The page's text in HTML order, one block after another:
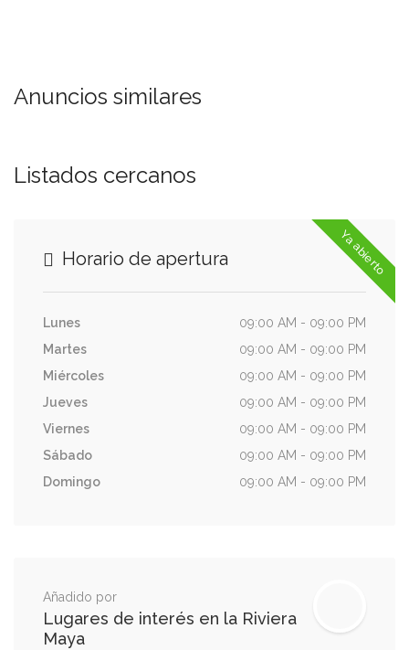
Anuncios similares
Listados cercanos
Ya abierto
Horario de apertura
Lunes
09:00 AM - 09:00 PM
Martes
09:00 AM - 09:00 PM
Miércoles
09:00 AM - 09:00 PM
Jueves
09:00 AM - 09:00 PM
Viernes
09:00 AM - 09:00 PM
Sábado
09:00 AM - 09:00 PM
Domingo
09:00 AM - 09:00 PM
Añadido por
Lugares de interés en la Riviera
Maya